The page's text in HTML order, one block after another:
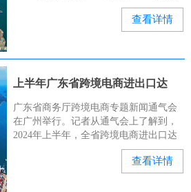
增长11.2%。儋州市支撑作用明显。前7
个月，儋州（含洋浦）进出口762.5亿元
查看详情
上半年广东省跨境电商进出口达
4273.4亿元
广东省商务厅跨境电商专题新闻通气会
在广州举行。记者从通气会上了解到，
2024年上半年，全省跨境电商进出口达
4273.4亿元。据悉，广东跨境电商进出口
从2015年的113亿元跃升至2023年查看详情